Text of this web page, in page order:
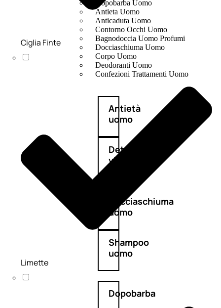
Dopobarba Uomo
Antieta Uomo
Anticaduta Uomo
Contorno Occhi Uomo
Bagnodoccia Uomo Profumi
Docciaschiuma Uomo
Corpo Uomo
Deodoranti Uomo
Confezioni Trattamenti Uomo
Antietà
uomo
Detergente
viso
Docciaschiuma
uomo
Shampoo
uomo
Dopobarba
Ciglia Finte
Limette